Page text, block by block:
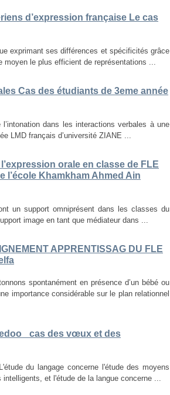
d’expression française Le cas
exprimant ses différences et spécificités grâce
moyen le plus efficient de représentations ...
Cas des étudiants de 3eme année
dans les interactions verbales à une
LMD français d’université ZIANE ...
orale en classe de FLE
l’école Khamkham Ahmed Ain
un support omniprésent dans les classes du
image en tant que médiateur dans ...
APPRENTISSAG DU FLE
spontanément en présence d’un bébé ou
importance considérable sur le plan relationnel
_cas des vœux et des
du langage concerne l'étude des moyens
et l'étude de la langue concerne ...